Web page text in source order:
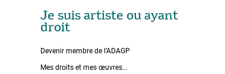
Je suis artiste ou ayant
droit
Devenir membre de l’ADAGP
Mes droits et mes œuvres...